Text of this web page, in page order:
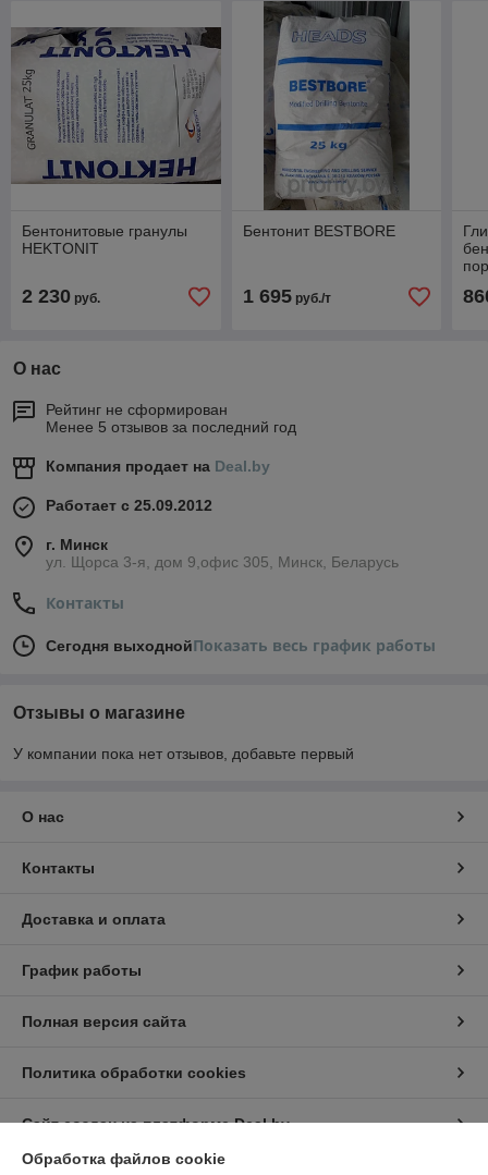
Бентонитовые гранулы
HEKTONIT
2 230 руб.
Бентонит BESTBORE
1 695руб./т
О нас
Рейтинг не сформирован
Менее 5 отзывов за последний год
Компания продает на Deal.by
Работает с 25.09.2012
г. Минск
ул. Щорса 3-я, дом 9,офис 305, Минск, Беларусь
Контакты
Сегодня выходнойПоказать весь график работы
Отзывы о магазине
У компании пока нет отзывов, добавьте первый
О нас
Контакты
Доставка и оплата
График работы
Полная версия сайта
Политика обработки cookies
Сайт создан на платформе Deal.by
Обработка файлов cookie